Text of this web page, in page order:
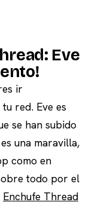
Eve
ir
red. Eve es
se han subido
una maravilla,
como en
todo por el
Enchufe Thread